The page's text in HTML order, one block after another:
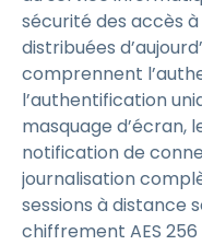
sécurité des accès
distribuées
comprennent
l’authentification
masquage d’écran,
notification de
journalisation
sessions à distance
chiffrement AES